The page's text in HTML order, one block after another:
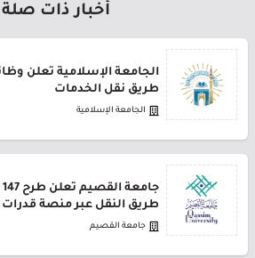
أخبار ذات صلة
الجامعة الإسلامية تعلن
طريق نقل الخدمات
الجامعة الإسلامية
طريق النقل عبر منصة قدرات
جامعة القصيم